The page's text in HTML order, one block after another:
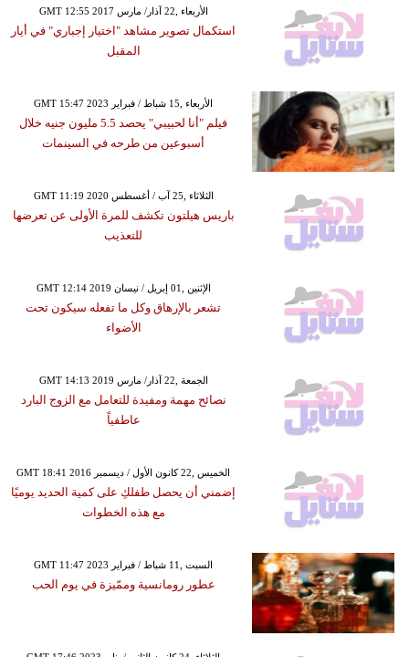
GMT 12:55 2017 الأربعاء ,22 آذار/ مارس
استكمال تصوير مشاهد "اختيار إجباري" في أيار
المقبل
GMT 15:47 2023 الأربعاء ,15 شباط / فبراير
فيلم "أنا لحبيبي" يحصد 5.5 مليون جنيه خلال
أسبوعين من طرحه في السينمات
GMT 11:19 2020 الثلاثاء ,25 آب / أغسطس
باريس هيلتون تكشف للمرة الأولى عن تعرضها
للتعذيب
GMT 12:14 2019 الإثنين ,01 إبريل / نيسان
تشعر بالإرهاق وكل ما تفعله سيكون تحت
الأضواء
GMT 14:13 2019 الجمعة ,22 آذار/ مارس
نصائح مهمة ومفيدة للتعامل مع الزوج البارد
عاطفياً
GMT 18:41 2016 الخميس ,22 كانون الأول / ديسمبر
إضمني أن يحصل طفلكِ على كمية الحديد يوميًا
مع هذه الخطوات
GMT 11:47 2023 السبت ,11 شباط / فبراير
عطور رومانسية وممّيزة في يوم الحب